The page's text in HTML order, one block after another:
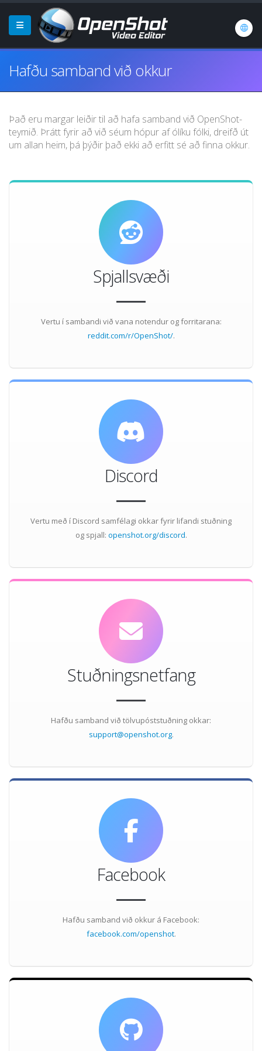
Hafðu samband við okkur
Það eru margar leiðir til að hafa samband við OpenShot-
teymið. Þrátt fyrir að við séum hópur af ólíku fólki, dreifð út
um allan heim, þá þýðir það ekki að erfitt sé að finna okkur.
Spjallsvæði
Vertu í sambandi við vana notendur og forritarana:
reddit.com/r/OpenShot/.
Discord
Vertu með í Discord samfélagi okkar fyrir lifandi stuðning
og spjall: openshot.org/discord.
Stuðningsnetfang
Hafðu samband við tölvupóststuðning okkar:
support@openshot.org.
Facebook
Hafðu samband við okkur á Facebook:
facebook.com/openshot.